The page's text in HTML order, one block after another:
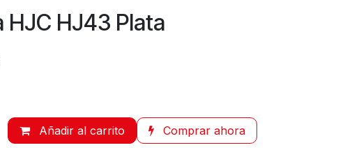
HJC HJ43 Plata
Añadir al carrito Comprar ahora